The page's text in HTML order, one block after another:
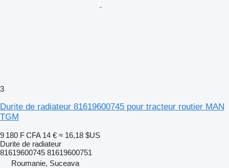
3
Durite de radiateur 81619600745 pour tracteur routier MAN
TGM
9 180 F CFA 14 € ≈ 16,18 $US
Durite de radiateur
81619600745 81619600751
Roumanie, Suceava